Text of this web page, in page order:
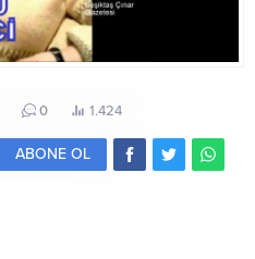
0 1.424
ABONE OL